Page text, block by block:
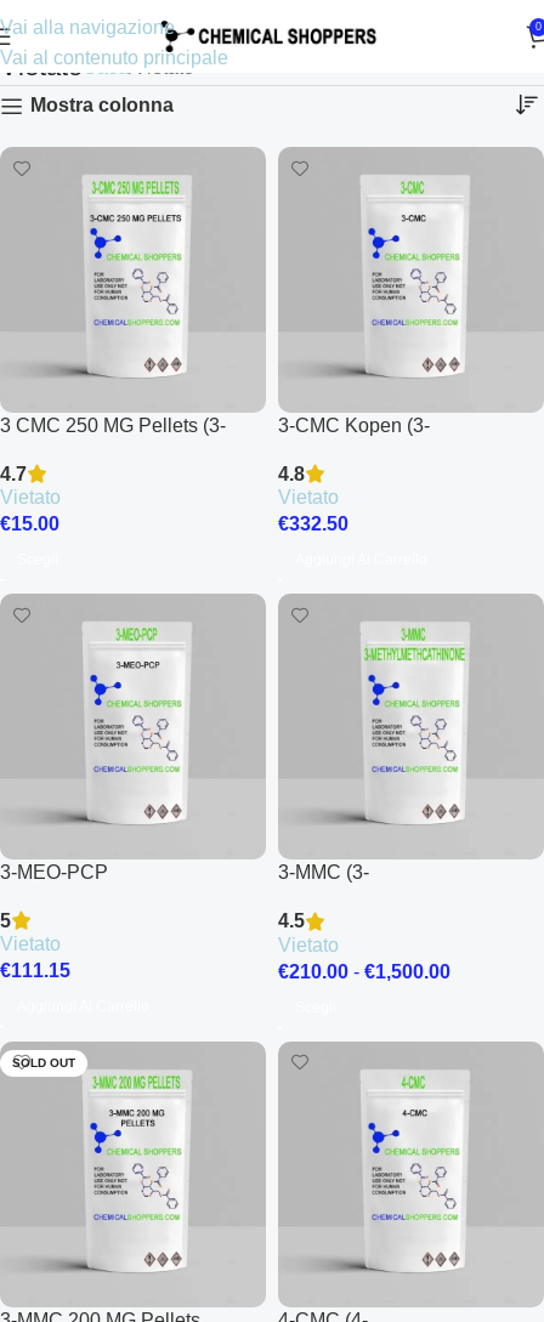
Vai alla navigazione
Vai al contenuto principale
0
VietatoCasa Vietato
Mostra colonna
3 CMC 250 MG Pellets (3-
4.7
Vietato
€15.00
3-CMC Kopen (3-
4.8
Vietato
€332.50
3-MEO-PCP
5
Vietato
€111.15
3-MMC (3-
4.5
Vietato
€210.00 - €1,500.00
SOLD OUT